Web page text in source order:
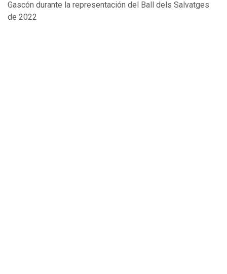
Gascón durante la representación del Ball dels Salvatges
de 2022